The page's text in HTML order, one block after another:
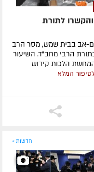
לתורת
אב בבית שמש, מסר הרב
הרבי מחב"ד. השיעור
הלכות קידוש
המלא
חדשות »